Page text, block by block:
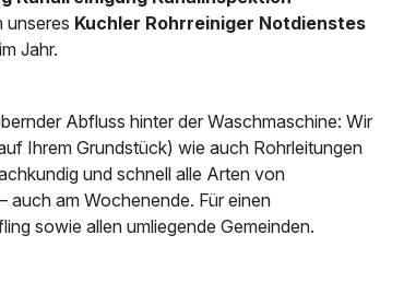
News & Aktuelles
unseres Kuchler Rohrreiniger Notdienstes
Jahr.
Abfluss hinter der Waschmaschine: Wir
Ihrem Grundstück) wie auch Rohrleitungen
und schnell alle Arten von
auch am Wochenende. Für einen
sowie allen umliegende Gemeinden.